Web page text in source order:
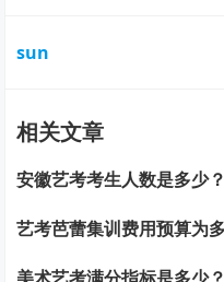
sun
相关文章
安徽艺考考生人数是多少？
艺考芭蕾集训费用预算为